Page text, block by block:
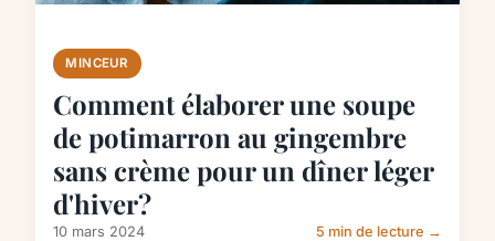
MINCEUR
Comment élaborer une soupe
de potimarron au gingembre
sans crème pour un dîner léger
d'hiver?
10 mars 2024 5 min de lecture →